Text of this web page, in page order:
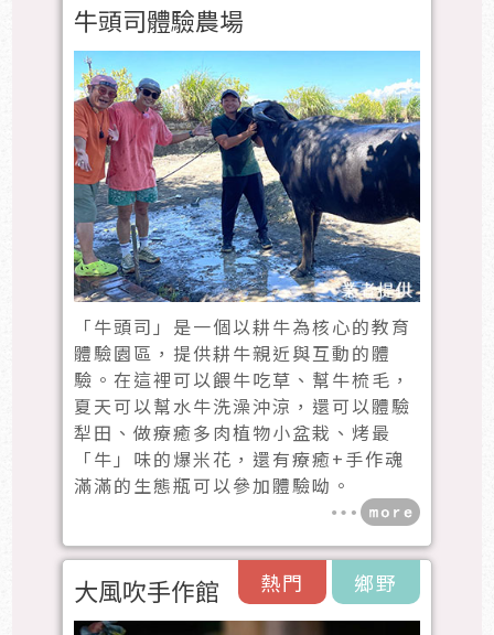
牛頭司體驗農場
「牛頭司」是一個以耕牛為核心的教育
體驗園區，提供耕牛親近與互動的體
驗。在這裡可以餵牛吃草、幫牛梳毛，
夏天可以幫水牛洗澡沖涼，還可以體驗
犁田、做療癒多肉植物小盆栽、烤最
「牛」味的爆米花，還有療癒+手作魂
滿滿的生態瓶可以參加體驗呦。
鄉野
熱門
大風吹手作館